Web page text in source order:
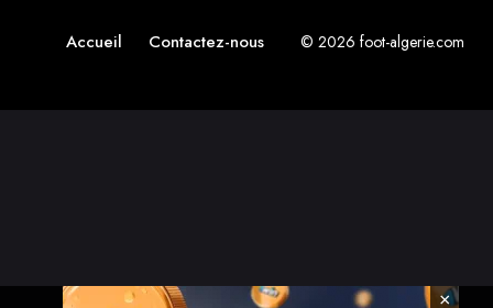
Accueil Contactez-nous © 2026 foot-algerie.com
×